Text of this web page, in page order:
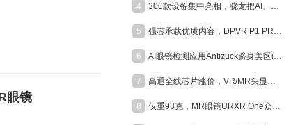
眼镜
4
5
6
7
8